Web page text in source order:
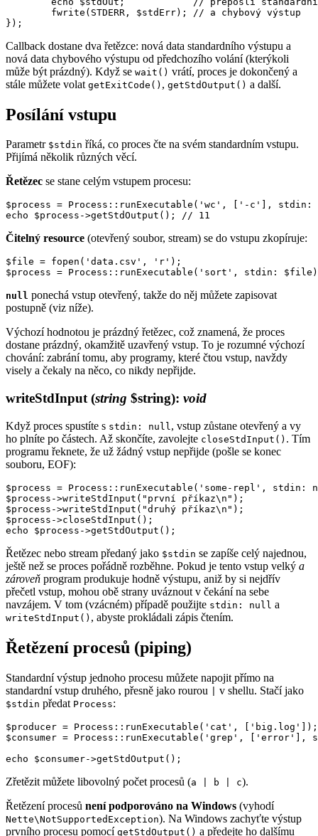
Callback dostane dva řetězce: nová data standardního výstupu a
nová data chybového výstupu od předchozího volání (kterýkoli
může být prázdný). Když se wait() vrátí, proces je dokončený a
stále můžete volat getExitCode() , getStdOutput() a další.
Posílání vstupu
Parametr $stdin říká, co proces čte na svém standardním vstupu.
Přijímá několik různých věcí.
Řetězec se stane celým vstupem procesu:
$process = Process::runExecutable('wc', ['-c'],
Čitelný resource (otevřený soubor, stream) se do vstupu zkopíruje:
$file = fopen('data.csv', 'r');
null ponechá vstup otevřený, takže do něj můžete zapisovat
postupně (viz níže).
Výchozí hodnotou je prázdný řetězec, což znamená, že proces
dostane prázdný, okamžitě uzavřený vstup. To je rozumné výchozí
chování: zabrání tomu, aby programy, které čtou vstup, navždy
visely a čekaly na něco, co nikdy nepřijde.
writeStdInput (string $string): void
Když proces spustíte s stdin: null , vstup zůstane otevřený a vy
ho plníte po částech. Až skončíte, zavolejte closeStdInput() . Tím
programu řeknete, že už žádný vstup nepřijde (pošle se konec
souboru, EOF):
$process = Process::runExecutable('some-repl', stdin:
$process->writeStdInput("první příkaz\n");
$process->writeStdInput("druhý příkaz\n");
$process->closeStdInput();
Řetězec nebo stream předaný jako $stdin se zapíše celý najednou,
ještě než se proces pořádně rozběhne. Pokud je tento vstup velký a
zároveň program produkuje hodně výstupu, aniž by si nejdřív
přečetl vstup, mohou obě strany uváznout v čekání na sebe
navzájem. V tom (vzácném) případě použijte stdin: null a
writeStdInput() , abyste prokládali zápis čtením.
Řetězení procesů (piping)
Standardní výstup jednoho procesu můžete napojit přímo na
standardní vstup druhého, přesně jako rourou
v shellu. Stačí jako
$stdin předat Process:
$producer = Process::runExecutable('cat', ['big.log']);
$consumer = Process::runExecutable('grep', ['error'],
Zřetězit můžete libovolný počet procesů (a | b | c).
Řetězení procesů není podporováno na Windows (vyhodí
Nette\NotSupportedException). Na Windows zachyťte výstup
prvního procesu pomocí getStdOutput() a předejte ho dalšímu